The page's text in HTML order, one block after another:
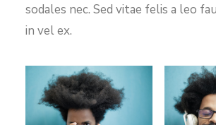
sodales nec. Sed vitae felis a leo
in vel ex.